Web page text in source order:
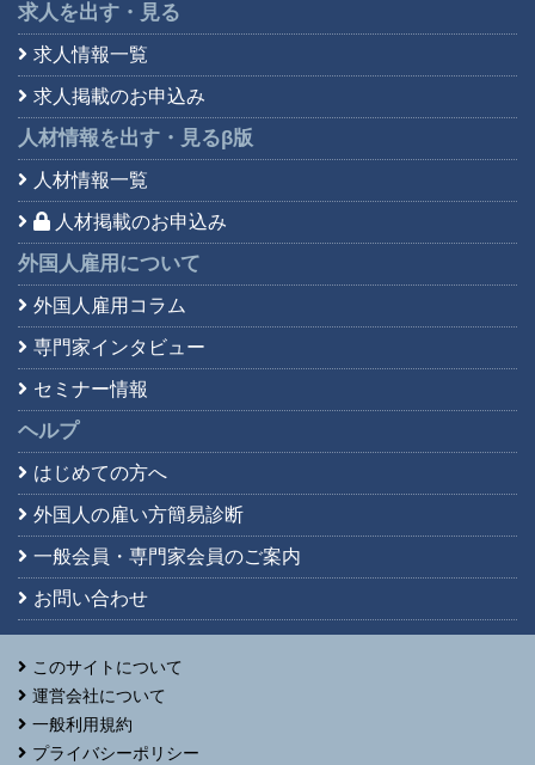
求人を出す・見る
求人情報一覧
求人掲載のお申込み
人材情報を出す・見るβ版
人材情報一覧
人材掲載のお申込み
外国人雇用について
外国人雇用コラム
専門家インタビュー
セミナー情報
ヘルプ
はじめての方へ
外国人の雇い方簡易診断
一般会員・専門家会員のご案内
お問い合わせ
このサイトについて
運営会社について
一般利用規約
プライバシーポリシー